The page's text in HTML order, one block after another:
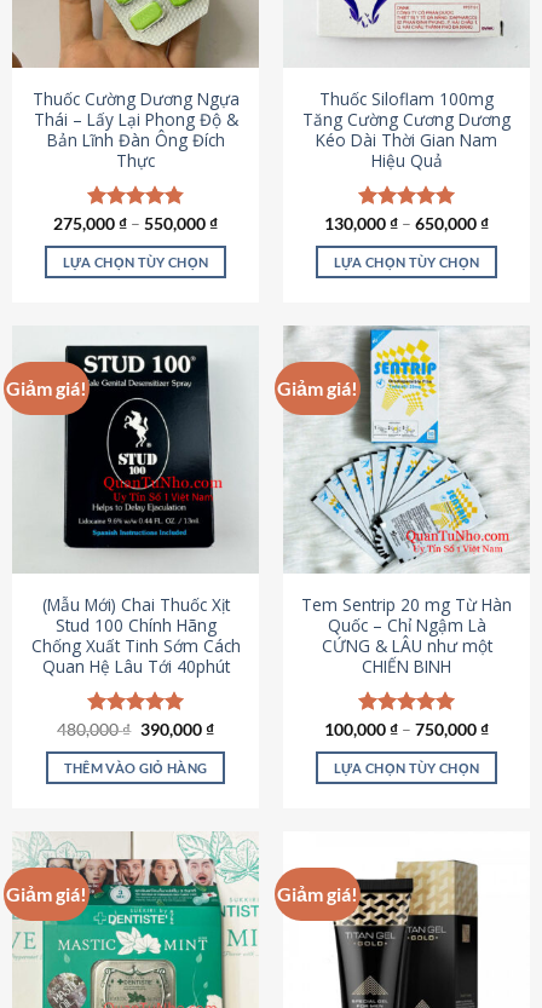
chọn
có
thể
chọn
trên
trang
sản
phẩm
chọn
có
được
chọn
trên
trang
sản
phẩm
Thuốc Cường Dương Ngựa
Thái – Lấy Lại Phong Độ &
Bản Lĩnh Đàn Ông Đích
Thực
Được xếp
hạng4.87
5 sao
275,000₫ – 550,000₫
LỰA CHỌN TÙY CHỌN
có
nhiều
biến
thể.
Các
tùy
chọn
được
chọn
trên
trang
sản
phẩm
Thuốc Siloflam 100mg
Tăng Cường Cương Dương
Kéo Dài Thời Gian Nam
Hiệu Quả
Được xếp
hạng5.00
5 sao
130,000₫ – 650,000₫
LỰA CHỌN TÙY CHỌN
này
có
nhiều
biến
thể.
Các
tùy
chọn
có
thể
chọn
trên
trang
sản
phẩm
Giảm giá!
(Mẫu Mới) Chai Thuốc Xịt
Stud 100 Chính Hãng
Chống Xuất Tinh Sớm Cách
Quan Hệ Lâu Tới 40phút
Được xếp
hạng5.00
5 sao
480,000₫ Giá
là:
480,000 ₫.
390,000₫Giá
tại
THÊM VÀO GIỎ HÀNG
Giảm giá!
Tem Sentrip 20 mg Từ Hàn
Quốc – Chỉ Ngậm Là
CỨNG & LÂU như một
CHIẾN BINH
Được xếp
hạng5.00
5 sao
100,000₫ – 750,000₫
LỰA CHỌN TÙY CHỌN
có
nhiều
biến
tùy
Giảm giá! Giảm giá!